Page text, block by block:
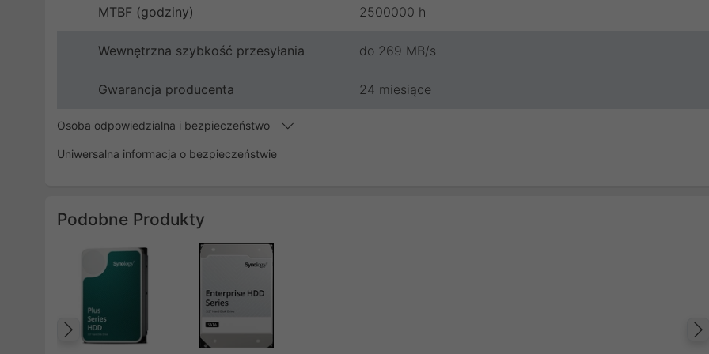
MTBF (godziny) 2500000 h
Wewnętrzna szybkość przesyłania do 269 MB/s
Gwarancja producenta 24 miesiące
Osoba odpowiedzialna i bezpieczeństwo
Uniwersalna informacja o bezpieczeństwie
Podobne Produkty
Poprzedni